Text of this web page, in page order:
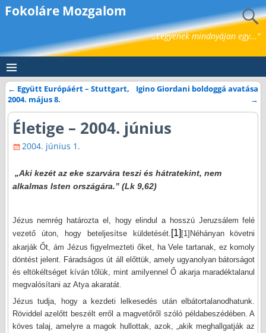
Fokoláre Mozgalom
„Legyenek mindnyájan egy..."
Bejegyzés navigáció
← Együtt Európáért – Stuttgart,
2004. május 8.
Igino Giordani boldoggá avatása
→
Életige – 2004. június
2004. június 1.
„Aki kezét az eke szarvára teszi és hátratekint, nem
alkalmas Isten országára.” (Lk 9,62)
Jézus nemrég határozta el, hogy elindul a hosszú Jeruzsálem felé
vezető úton, hogy beteljesítse küldetését. [1] [1]Néhányan követni
akarják Őt, ám Jézus figyelmezteti őket, ha Vele tartanak, ez komoly
döntést jelent. Fáradságos út áll előttük, amely ugyanolyan bátorságot
és eltökéltséget kíván tőlük, mint amilyennel Ő akarja maradéktalanul
megvalósítani az Atya akaratát.
Jézus tudja, hogy a kezdeti lelkesedés után elbátortalanodhatunk.
Röviddel azelőtt beszélt erről a magvetőről szóló példabeszédében. A
köves talaj, amelyre a magok hullottak, azok, „akik meghallgatják az